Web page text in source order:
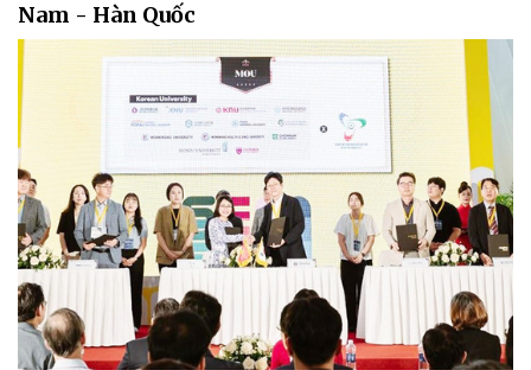
Nam - Hàn Quốc